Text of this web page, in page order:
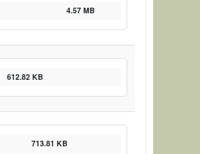
4.57 MB
612.82 KB
713.81 KB